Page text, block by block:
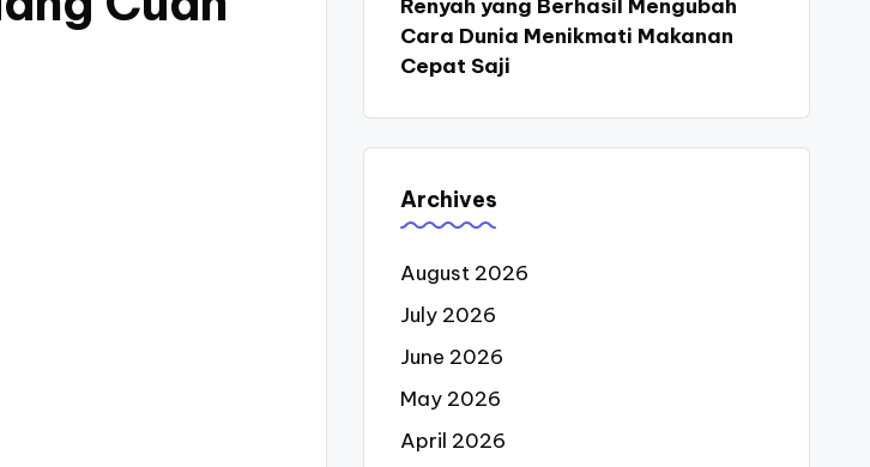
Renyah yang Berhasil Mengubah
Cara Dunia Menikmati Makanan
Cepat Saji
Archives
August 2026
July 2026
June 2026
May 2026
April 2026